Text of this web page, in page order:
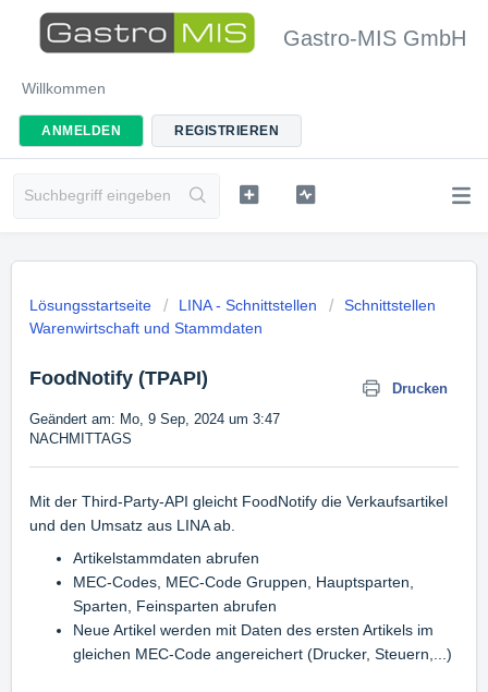
Gastro-MIS GmbH
Willkommen
ANMELDEN REGISTRIEREN
Lösungsstartseite LINA - Schnittstellen
Schnittstellen
Warenwirtschaft und Stammdaten
FoodNotify (TPAPI)
Drucken
Geändert am: Mo, 9 Sep, 2024 um 3:47
NACHMITTAGS
Mit der Third-Party-API gleicht FoodNotify die Verkaufsartikel
und den Umsatz aus LINA ab.
Artikelstammdaten abrufen
MEC-Codes, MEC-Code Gruppen, Hauptsparten,
Sparten, Feinsparten abrufen
Neue Artikel werden mit Daten des ersten Artikels im
gleichen MEC-Code angereichert (Drucker, Steuern,...)